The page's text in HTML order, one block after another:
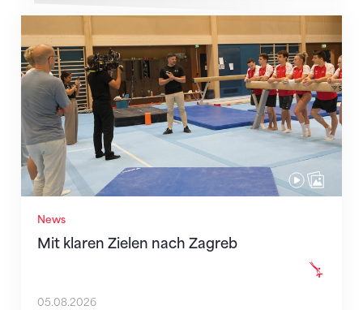
News
Mit klaren Zielen nach Zagreb
Mit klaren Zielen nach Zagreb
05.08.2026